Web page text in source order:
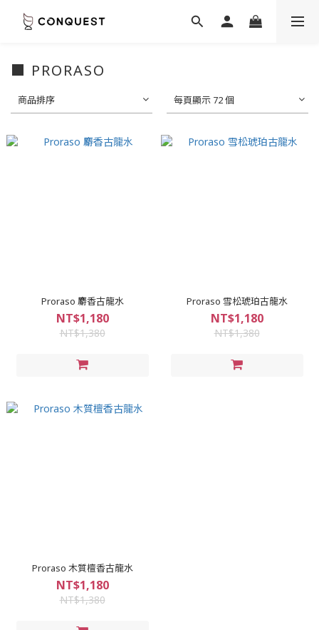
■ PRORASO
商品排序 每頁顯示 72 個
Proraso 麝香古龍水
NT$1,180
NT$1,380
Proraso 雪松琥珀古龍水
NT$1,180
NT$1,380
Proraso 木質檀香古龍水
NT$1,180
NT$1,380